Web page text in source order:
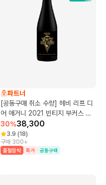
파트너
[공동구매 취소 수량] 헤비 리프 디
어 애거니 2021 빈티지 부커스 배
럴
30%38,300
3.9 (18)
구매 300+
품절임박 특가 공동구매